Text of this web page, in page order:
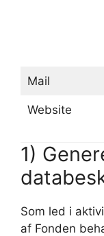
Mail
Website
1)
Som led i
af Fonden